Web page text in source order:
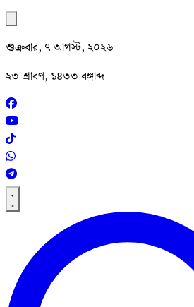
শুক্রবার, ৭ আগস্ট, ২০২৬
২৩ শ্রাবণ, ১৪৩৩ বঙ্গাব্দ